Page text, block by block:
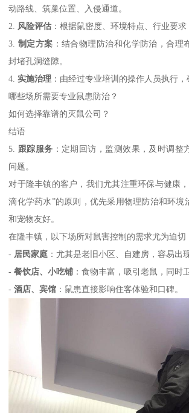
动路线、筑巢位置、入侵通道。
2.
风险评估 ：根据鼠密度、环境特点、行业要求
3. 制定方案 ：结合物理防治和化学防治，合理
封堵孔洞缝隙。
4.实施治理 ：由经过专业培训的操作人员执行，
哪些场所需要专业鼠患防治？
如何选择靠谱的灭鼠公司？
结语
5. 跟踪服务 ：定期回访，监测效果，及时调整
问题。
对于隆丰镇的客户，我们尤其注重环保与健康
滴化学药水”的原则，优先采用物理防治和环境
和宠物友好。
在隆丰镇，以下场所对鼠害控制的需求尤为迫切
- 居民家庭 ：尤其是老旧小区、自建房，容易出
-餐饮店、小吃铺 ：食物丰富，吸引老鼠，同时
-酒店、宾馆 ：鼠患直接影响住客体验和口碑。